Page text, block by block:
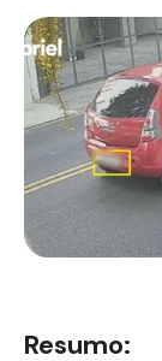
Resumo: